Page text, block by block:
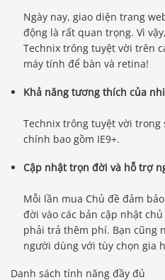
Ngày nay, giao diện trang
động là rất quan trọng. Vì
Technix trông tuyệt vời trên
máy tính để bàn và retina!
Khả năng tương thích của
Technix trông tuyệt vời
chính bao gồm IE9+.
Cập nhật trọn đời và hỗ trợ
Mỗi lần mua Chủ đề đảm
đời vào các bản cập nhật
phải trả thêm phí. Bạn cũng
người dùng với tùy chọn gia
Danh sách tính năng đầy đủ